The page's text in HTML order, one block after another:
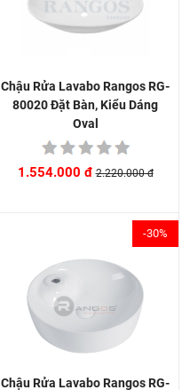
Chậu Rửa Lavabo Rangos RG-
80020 Đặt Bàn, Kiểu Dáng
Oval
1.554.000 đ 2.220.000 đ
-30%
Chậu Rửa Lavabo Rangos RG-